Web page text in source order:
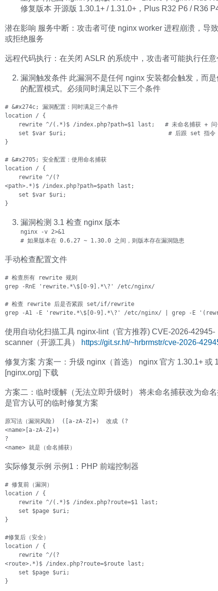
修复版本 开源版 1.30.1+ / 1.31.0+，Plus R32 P6 / R36
潜在影响 服务中断：攻击者可使 nginx worker 进程崩溃，导
或拒绝服务
远程代码执行：在关闭 ASLR 的系统中，攻击者可能执行任
漏洞触发条件 此漏洞不是任何 nginx 安装都会触发，而
的配置模式。必须同时满足以下三个条件
# &#x274c; 漏洞配置：同时满足三个条件
location / {
rewrite ^/(.*)$ /index.php?path=$1 last;   # 未命名捕获 + 问
    set $var $uri;                              # 后跟 set 指令
}
# &#x2705; 安全配置：使用命名捕获
location / {
    rewrite ^/(?
<path>.*)$ /index.php?path=$path last;
    set $var $uri;
}
漏洞检测 3.1 检查 nginx 版本
nginx -v 2>&1
# 如果版本在 0.6.27 ~ 1.30.0 之间，则版本存在漏洞隐患
手动检查配置文件
# 检查所有 rewrite 规则
grep -RnE 'rewrite.*\$[0-9].*\?' /etc/nginx/
# 检查 rewrite 后是否紧跟 set/if/rewrite
grep -A1 -E 'rewrite.*\$[0-9].*\?' /etc/nginx/ | grep -E
使用自动化扫描工具 nginx-lint（官方推荐) CVE-2026-42945-
scanner（开源工具） https://git.sr.ht/~hrbrmstr/cve-2026-
修复方案 方案一：升级 nginx（首选） nginx 官方 1.30.1+ 或
[nginx.org] 下载
方案二：临时缓解（无法立即升级时） 将未命名捕获改为命
是官方认可的临时修复方案
原写法（漏洞风险)  ([a-zA-Z]+)  改成 (?
<name>[a-zA-Z]+)
?
<name> 就是（命名捕获）
实际修复示例 示例1：PHP 前端控制器
# 修复前（漏洞）
location / {
    rewrite ^/(.*)$ /index.php?route=$1 last;
    set $page $uri;
}
#修复后（安全）
location / {
    rewrite ^/(?
<route>.*)$ /index.php?route=$route last;
    set $page $uri;
}